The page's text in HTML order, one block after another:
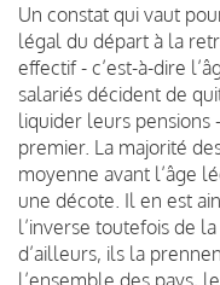
Un constat qui vaut
légal du départ à la
effectif - c’est-à-dire
salariés décident de
liquider leurs pensions
premier. La majorité
moyenne avant l’âge
une décote. Il en est
l’inverse toutefois de
d’ailleurs, ils la
l’ensemble des pays,